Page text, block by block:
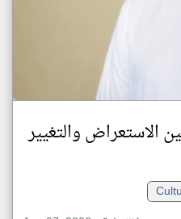
الاستعراض والتغيير